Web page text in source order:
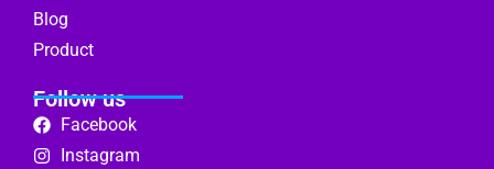
Blog
Product
Follow us
Facebook
Instagram